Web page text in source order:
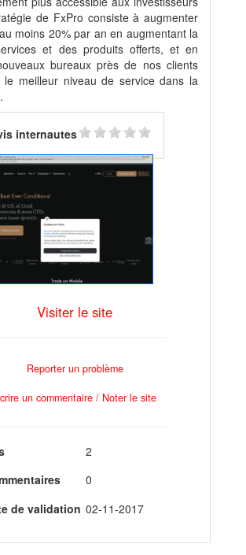
de FxPro consiste à augmenter
moins 20% par an en augmentant la
et des produits offerts, et en
bureaux près de nos clients
le meilleur niveau de service dans la
internautes
Visiter le site
Reporter un problème
un commentaire / Noter le site
2
0
de validation 02-11-2017